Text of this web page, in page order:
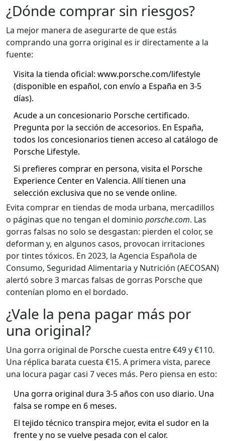
¿Dónde comprar sin riesgos?
La mejor manera de asegurarte de que estás
comprando una gorra original es ir directamente a la
fuente:
Visita la tienda oficial: www.porsche.com/lifestyle
(disponible en español, con envío a España en 3-5
días).
Acude a un concesionario Porsche certificado.
Pregunta por la sección de accesorios. En España,
todos los concesionarios tienen acceso al catálogo de
Porsche Lifestyle.
Si prefieres comprar en persona, visita el Porsche
Experience Center en Valencia. Allí tienen una
selección exclusiva que no se vende online.
Evita comprar en tiendas de moda urbana, mercadillos
o páginas que no tengan el dominio porsche.com. Las
gorras falsas no solo se desgastan: pierden el color, se
deforman y, en algunos casos, provocan irritaciones
por tintes tóxicos. En 2023, la Agencia Española de
Consumo, Seguridad Alimentaria y Nutrición (AECOSAN)
alertó sobre 3 marcas falsas de gorras Porsche que
contenían plomo en el bordado.
¿Vale la pena pagar más por
una original?
Una gorra original de Porsche cuesta entre €49 y €110.
Una réplica barata cuesta €15. A primera vista, parece
una locura pagar casi 7 veces más. Pero piensa en esto:
Una gorra original dura 3-5 años con uso diario. Una
falsa se rompe en 6 meses.
El tejido técnico transpira mejor, evita el sudor en la
frente y no se vuelve pesada con el calor.